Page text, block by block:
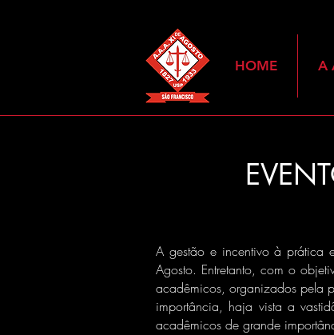
HOME A
A gestão e incentivo à prática
Agosto. Entretanto, com o
acadêmicos, organizados pela
importância, haja vista a
acadêmicos de grande